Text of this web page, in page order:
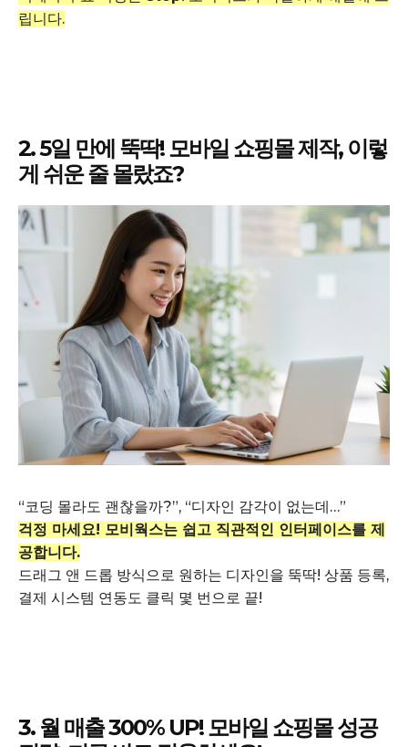
립니다.
2. 5일 만에 뚝딱! 모바일 쇼핑몰 제작, 이렇
게 쉬운 줄 몰랐죠?
“코딩 몰라도 괜찮을까?”, “디자인 감각이 없는데…”
걱정 마세요! 모비웍스는 쉽고 직관적인 인터페이스를 제
공합니다.
드래그 앤 드롭 방식으로 원하는 디자인을 뚝딱! 상품 등록,
결제 시스템 연동도 클릭 몇 번으로 끝!
3. 월 매출 300% UP! 모바일 쇼핑몰 성공